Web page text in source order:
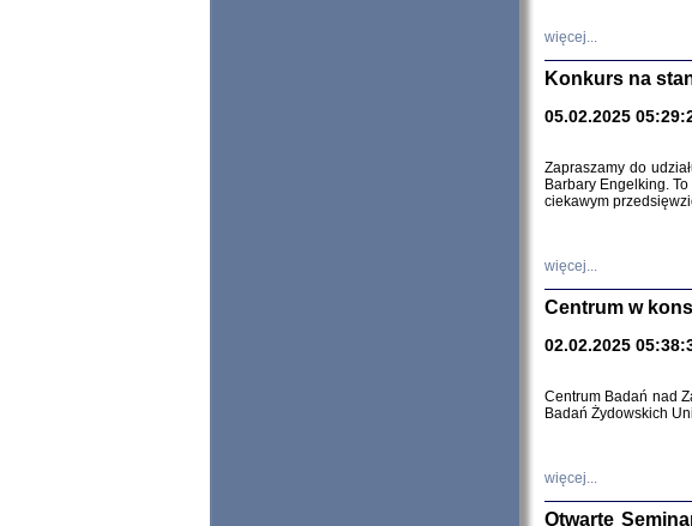
więcej...
Konkurs na
05.02.2025
Zapraszamy do
Barbary Engelking.
ciekawym
więcej...
Centrum w
02.02.2025
Centrum Badań nad
Badań Żydowskich
więcej...
Otwarte